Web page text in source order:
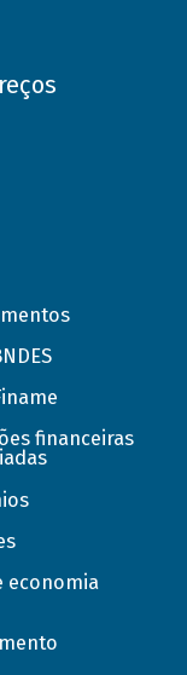
financeiras
economia